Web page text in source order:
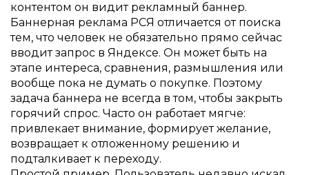
контентом он видит рекламный баннер.
Баннерная реклама РСЯ отличается от поиска
тем, что человек не обязательно прямо сейчас
вводит запрос в Яндексе. Он может быть на
этапе интереса, сравнения, размышления или
вообще пока не думать о покупке. Поэтому
задача баннера не всегда в том, чтобы закрыть
горячий спрос. Часто он работает мягче:
привлекает внимание, формирует желание,
возвращает к отложенному решению и
подталкивает к переходу.